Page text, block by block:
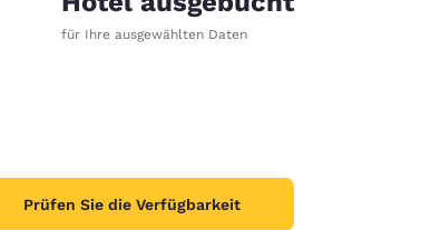
für Ihre ausgewählten Daten
Prüfen Sie die Verfügbarkeit